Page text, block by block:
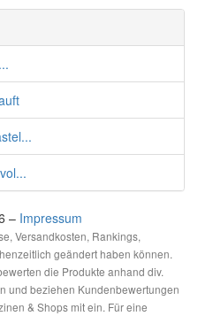
– Impressum
Versandkosten, Rankings,
geändert haben können.
die Produkte anhand div.
und beziehen Kundenbewertungen
& Shops mit ein. Für eine